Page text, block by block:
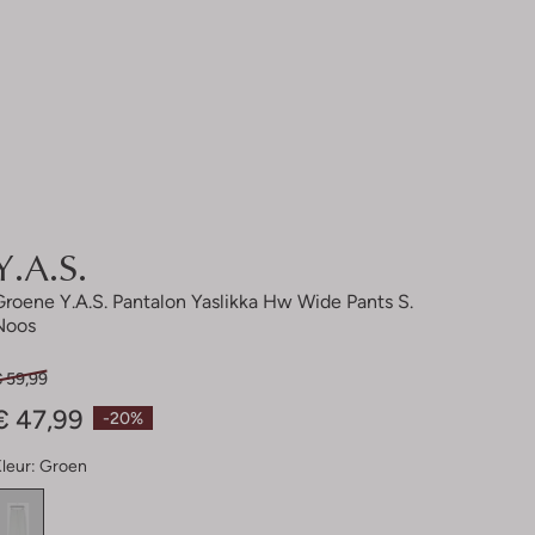
Y.a.s. Pantalon Yaslikka Hw Wide Pants S.
-20%
59,99
47,99
Groen